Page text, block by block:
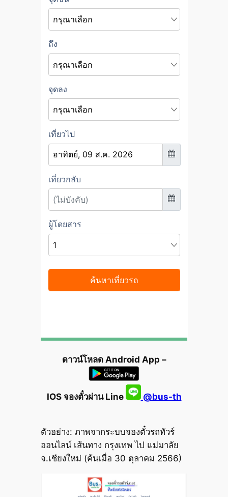
ดาวน์โหลด Android App –
IOS จองตั๋วผ่าน Line @bus-th
ตัวอย่าง: ภาพจากระบบจองตั๋วรถทัวร์
ออนไลน์ เส้นทาง กรุงเทพ ไป แม่มาลัย
จ.เชียงใหม่ (ค้นเมื่อ 30 ตุลาคม 2566)